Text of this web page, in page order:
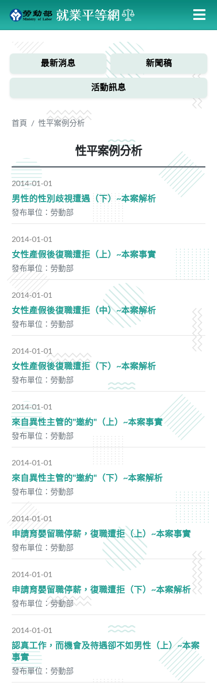
主
最新消息 新聞稿
活動訊息
首頁 性平案例分析
性平案例分析
2014-01-01
男性的性別歧視遭遇（下）~本案解析
發布單位：勞動部
2014-01-01
女性產假後復職遭拒（上）~本案事實
發布單位：勞動部
2014-01-01
女性產假後復職遭拒（中）~本案解析
發布單位：勞動部
2014-01-01
女性產假後復職遭拒（下）~本案解析
發布單位：勞動部
2014-01-01
來自異性主管的"邀約"（上）~本案事實
發布單位：勞動部
2014-01-01
來自異性主管的"邀約"（下）~本案解析
發布單位：勞動部
2014-01-01
申請育嬰留職停薪，復職遭拒（上）~本案事實
發布單位：勞動部
2014-01-01
申請育嬰留職停薪，復職遭拒（下）~本案解析
發布單位：勞動部
2014-01-01
認真工作，而機會及待遇卻不如男性（上）~本案
事實
發布單位：勞動部